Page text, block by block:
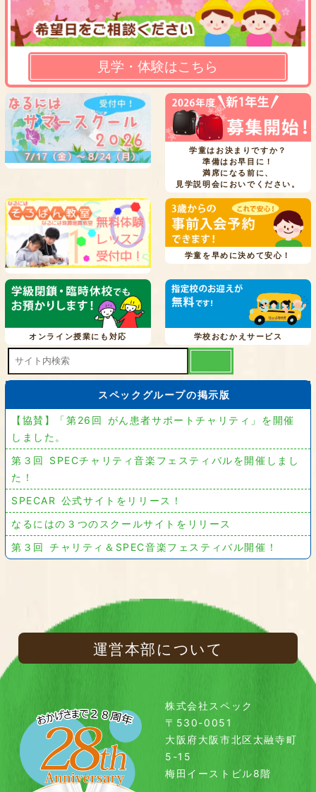
見学・体験はこちら
学童はお決まりですか？
準備はお早目に！
満席になる前に、
見学説明会においでください。
学童を早めに決めて安心！
オンライン授業にも対応 学校おむかえサービス
スペックグループの掲示版
【協賛】「第26回 がん患者サポートチャリティ」を開催
しました。
第３回 SPECチャリティ音楽フェスティバルを開催しまし
た！
SPECAR 公式サイトをリリース！
なるにはの３つのスクールサイトをリリース
第３回 チャリティ＆SPEC音楽フェスティバル開催！
運営本部について
株式会社スペック
〒530-0051
大阪府大阪市北区太融寺町
5-15
梅田イーストビル8階